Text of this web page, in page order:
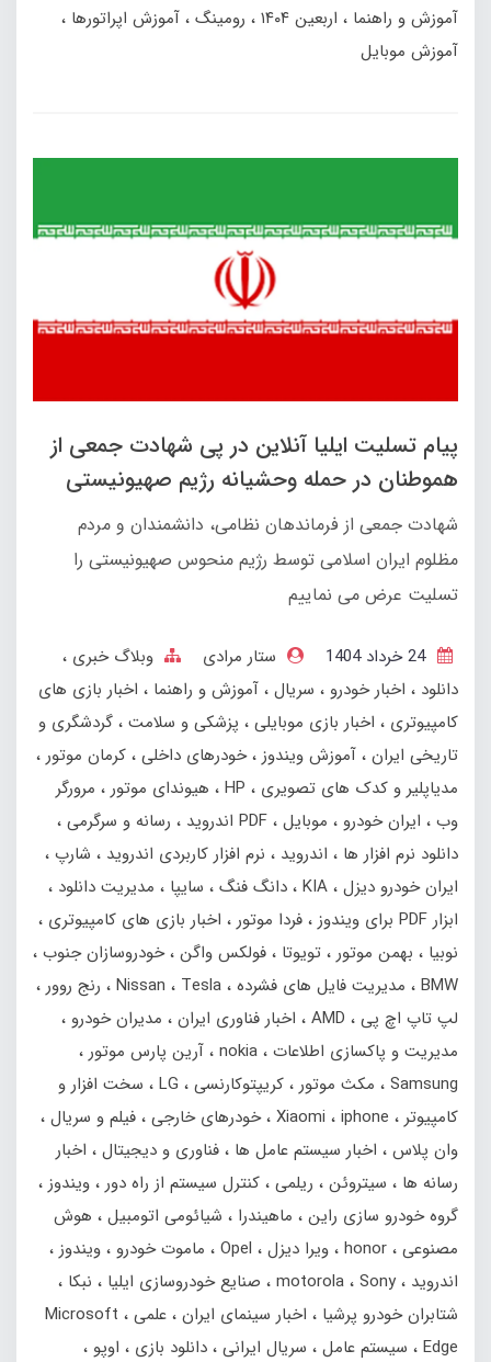
آموزش و راهنما اربعین ۱۴۰۴ رومینگ آموزش اپراتورها
آموزش موبایل
پیام تسلیت ایلیا آنلاین در پی شهادت جمعی از
هموطنان در حمله وحشیانه رژیم صهیونیستی
شهادت جمعی از فرماندهان نظامی، دانشمندان و مردم
مظلوم ایران اسلامی توسط رژیم منحوس صهیونیستی را
تسلیت عرض می نماییم
24 خرداد 1404 ستار مرادی
وبلاگ خبری
دانلود
اخبار خودرو سریال آموزش و راهنما
اخبار بازی های
کامپیوتری
اخبار بازی موبایلی پزشکی و سلامت گردشگری و
تاریخی ایران آموزش ویندوز خودرهای داخلی کرمان موتور
مدیاپلیر و کدک های تصویری
HP هیوندای موتور
مرورگر
وب
ایران خودرو موبایل PDF اندروید
رسانه و سرگرمی
دانلود نرم افزار ها
اندروید نرم افزار کاربردی اندروید
شارپ
ایران خودرو دیزل KIA دانگ فنگ سایپا
مدیریت دانلود
ابزار PDF برای ویندوز
فردا موتور
اخبار بازی های کامپیوتری
نوبیا
بهمن‌ موتور تویوتا فولکس واگن خودروسازان جنوب
BMW
مدیریت فایل های فشرده Nissan Tesla
رنج‌ روور
لپ تاپ اچ پی
AMD اخبار فناوری ایران
مدیران خودرو
مدیریت و پاکسازی اطلاعات nokia آرین پارس موتور
Samsung
مکث موتور کریپتوکارنسی LG
سخت افزار و
کامپیوتر
Xiaomi iphone خودرهای خارجی فیلم و سریال
وان پلاس
اخبار سیستم عامل ها فناوری و دیجیتال
اخبار
رسانه ها
سیتروئن ریلمی کنترل سیستم از راه دور
ویندوز
گروه خودرو سازی راین
ماهیندرا شیائومی اتومبیل
هوش
مصنوعی honor ویرا دیزل Opel ماموت خودرو
ویندوز
اندروید
motorola Sony صنایع خودروسازی ایلیا
نبکا
شتابران خودرو پرشیا
اخبار سینمای ایران علمی
Microsoft
Edge
سیستم عامل سریال ایرانی دانلود بازی
اوپو